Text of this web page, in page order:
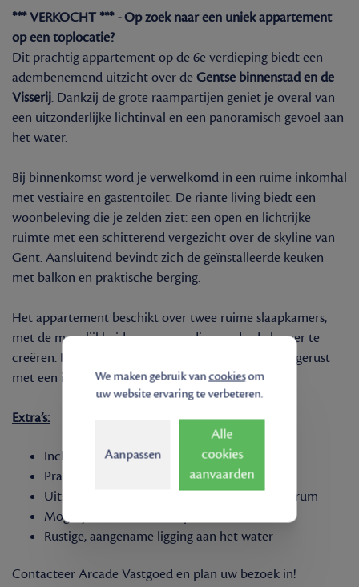
*** VERKOCHT *** - Op zoek naar een uniek appartement
op een toplocatie?
Dit prachtig appartement op de 6e verdieping biedt een
adembenemend uitzicht over deGentse binnenstad en de
Visserij. Dankzij de grote raampartijen geniet je overal van
een uitzonderlijke lichtinval en een panoramisch gevoel aan
het water.
Bij binnenkomst word je verwelkomd in een ruime inkomhal
met vestiaire en gastentoilet. De riante living biedt een
woonbeleving die je zelden ziet: een open en lichtrijke
ruimte met een schitterend vergezicht over de skyline van
Gent. Aansluitend bevindt zich de geïnstalleerde keuken
met balkon en praktische berging.
Het appartement beschikt over twee ruime slaapkamers,
met de mogelijkheid om eenvoudig een derde kamer te
creëren. De recent vernieuwde doucheruimte is uitgerust
met een inloopdouche, lavabomeubel en toilet.
Extra’s:
Inclusief kelderberging
Prachtige lichtinval en uniek uitzicht
Uitstekende bereikbaarheid en nabij het centrum
Mogelijkheid tot 3de slaapkamer
Rustige, aangename ligging aan het water
Contacteer Arcade Vastgoed en plan uw bezoek in!
We maken gebruik vancookiesom
uw website ervaring te verbeteren.
Aanpassen
Alle
cookies
aanvaarden